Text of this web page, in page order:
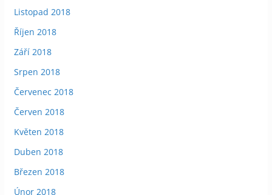
Listopad 2018
Říjen 2018
Září 2018
Srpen 2018
Červenec 2018
Červen 2018
Květen 2018
Duben 2018
Březen 2018
Únor 2018